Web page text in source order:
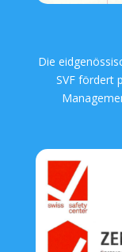
Die
SVF fördert